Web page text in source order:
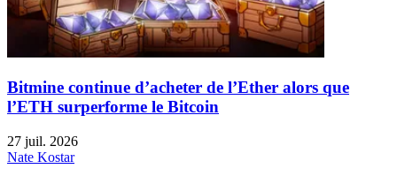
Bitmine continue d’acheter de l’Ether alors que
l’ETH surperforme le Bitcoin
27 juil. 2026
Nate Kostar